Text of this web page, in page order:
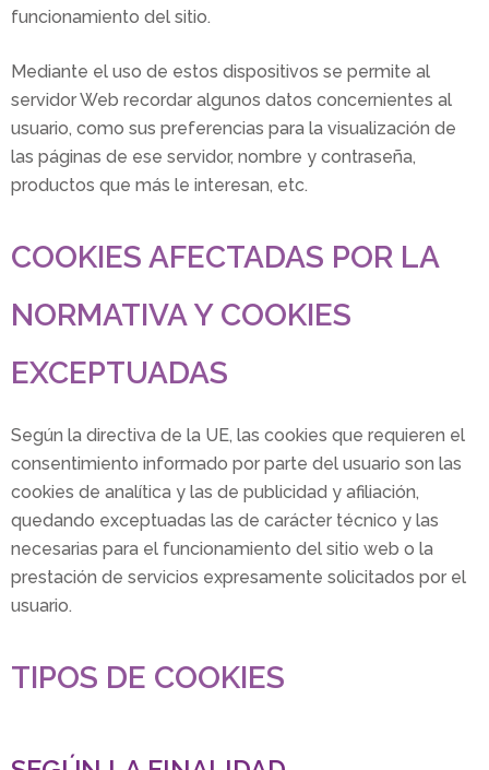
funcionamiento del sitio.
Mediante el uso de estos dispositivos se permite al
servidor Web recordar algunos datos concernientes al
usuario, como sus preferencias para la visualización de
las páginas de ese servidor, nombre y contraseña,
productos que más le interesan, etc.
COOKIES AFECTADAS POR LA
NORMATIVA Y COOKIES
EXCEPTUADAS
Según la directiva de la UE, las cookies que requieren el
consentimiento informado por parte del usuario son las
cookies de analítica y las de publicidad y afiliación,
quedando exceptuadas las de carácter técnico y las
necesarias para el funcionamiento del sitio web o la
prestación de servicios expresamente solicitados por el
usuario.
TIPOS DE COOKIES